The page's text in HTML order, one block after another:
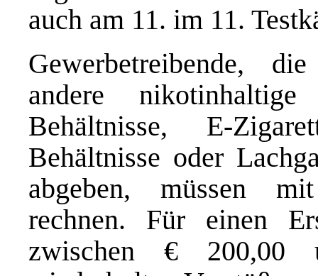
auch am 11. im 11.
Gewerbetreibende,
andere
Behältnisse, E-
Behältnisse oder
abgeben, müssen
rechnen. Für einen
zwischen €